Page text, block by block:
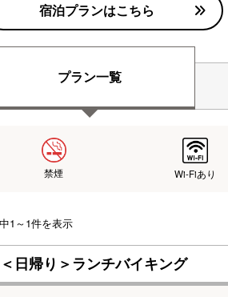
宿泊プランはこちら
プラン一覧
禁煙 Wi-Fiあり
1～1件を表示
＜日帰り＞ランチバイキング